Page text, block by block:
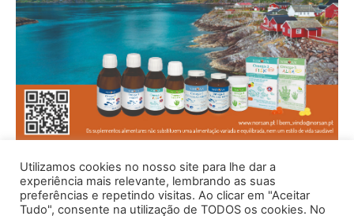
Utilizamos cookies no nosso site para lhe dar a
experiência mais relevante, lembrando as suas
preferências e repetindo visitas. Ao clicar em "Aceitar
Tudo", consente na utilização de TODOS os cookies. No